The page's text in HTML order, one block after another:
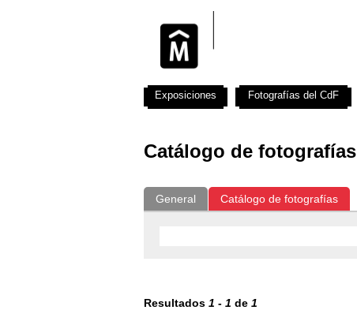
Catálogo de fotografías
General Catálogo de fotografías
Resultados 1 - 1 de 1
Exposiciones Fotografías del CdF